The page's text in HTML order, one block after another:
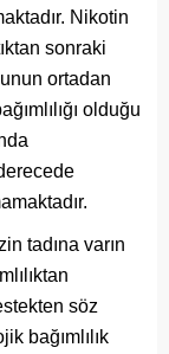
Nikotin
sonraki
ortadan
olduğu
tadına varın
söz
bağımlılık